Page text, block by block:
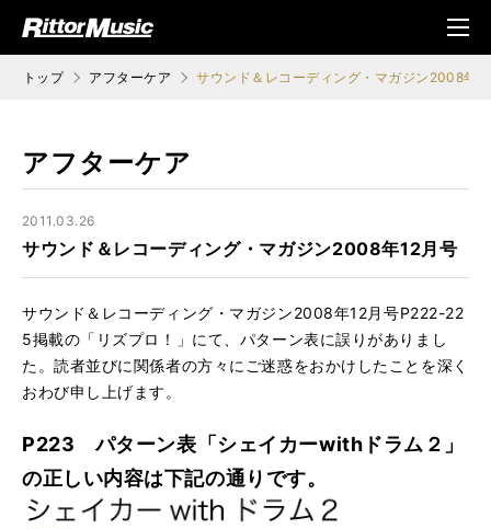
ジック (Rittor Musi
メニ
ュ
トップ アフターケア サウンド＆レコーディング・マガジン2008年
アフターケア
2011.03.26
サウンド＆レコーディング・マガジン2008年12月号
サウンド＆レコーディング・マガジン2008年12月号P222-22
5掲載の「リズプロ！」にて、パターン表に誤りがありまし
た。読者並びに関係者の方々にご迷惑をおかけしたことを深く
おわび申し上げます。
P223 パターン表「シェイカーwithドラム２」
の正しい内容は下記の通りです。